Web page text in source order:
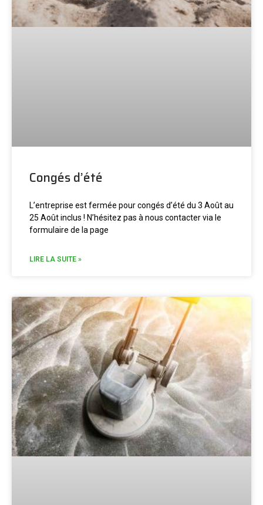
Congés d’été
L’entreprise est fermée pour congés d’été du 3 Août au
25 Août inclus ! N’hésitez pas à nous contacter via le
formulaire de la page
LIRE LA SUITE »